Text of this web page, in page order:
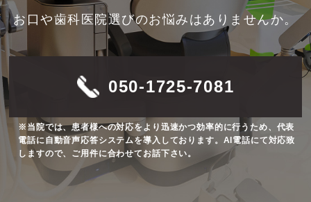
お口や歯科医院選びのお悩みはありませんか。
050-1725-7081
※当院では、患者様への対応をより迅速かつ効率的に行うため、代表
電話に自動音声応答システムを導入しております。AI電話にて対応致
しますので、ご用件に合わせてお話下さい。